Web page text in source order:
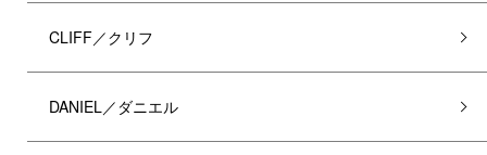
CLIFF／クリフ
DANIEL／ダニエル